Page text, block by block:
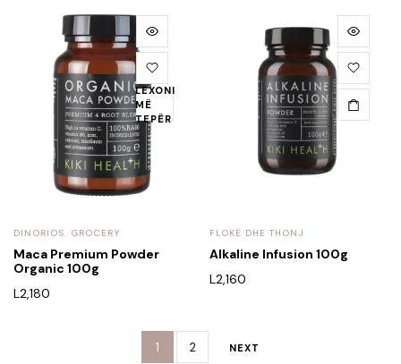
LEXONI
MË
TEPËR
DINORIOS. GROCERY
Maca Premium Powder
Organic 100g
L2,180
FLOKË DHE THONJ
Alkaline Infusion 100g
L2,160
1 2 NEXT